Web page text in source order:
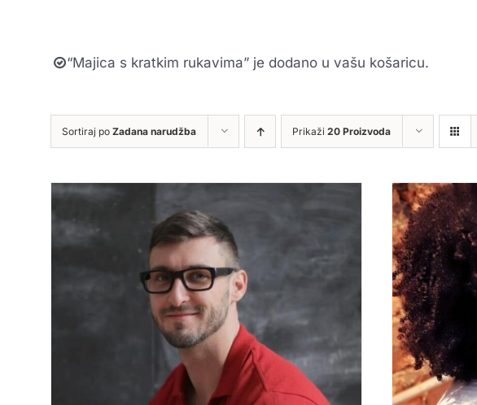
“Majica s kratkim rukavima” je dodano u vašu košaricu.
Sortiraj po Zadana narudžba Prikaži 20 Proizvoda